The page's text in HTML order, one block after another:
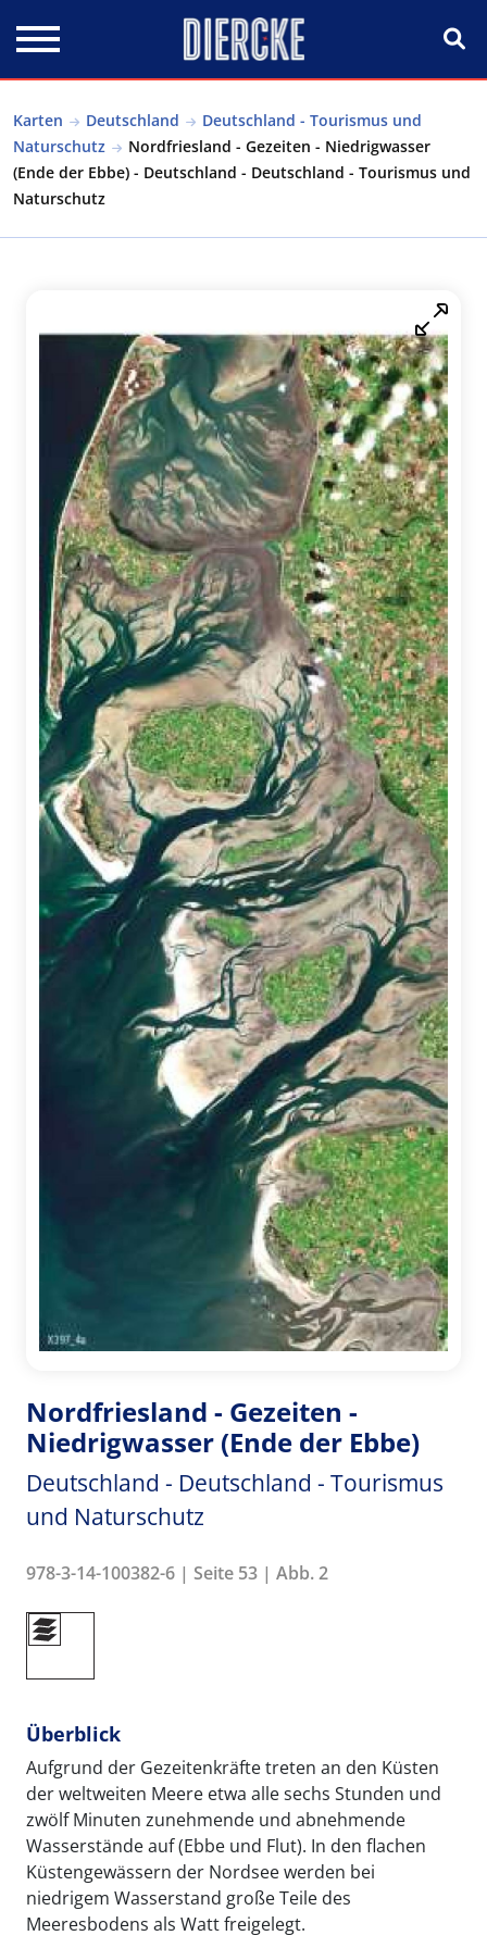
Karten Deutschland
Deutschland - Tourismus und
Naturschutz
Nordfriesland - Gezeiten - Niedrigwasser
(Ende der Ebbe) - Deutschland - Deutschland - Tourismus und
Naturschutz
Nordfriesland - Gezeiten -
Niedrigwasser (Ende der Ebbe)
Deutschland - Deutschland - Tourismus
und Naturschutz
978-3-14-100382-6 | Seite 53 | Abb. 2
Überblick
Aufgrund der Gezeitenkräfte treten an den Küsten
der weltweiten Meere etwa alle sechs Stunden und
zwölf Minuten zunehmende und abnehmende
Wasserstände auf (Ebbe und Flut). In den flachen
Küstengewässern der Nordsee werden bei
niedrigem Wasserstand große Teile des
Meeresbodens als Watt freigelegt.